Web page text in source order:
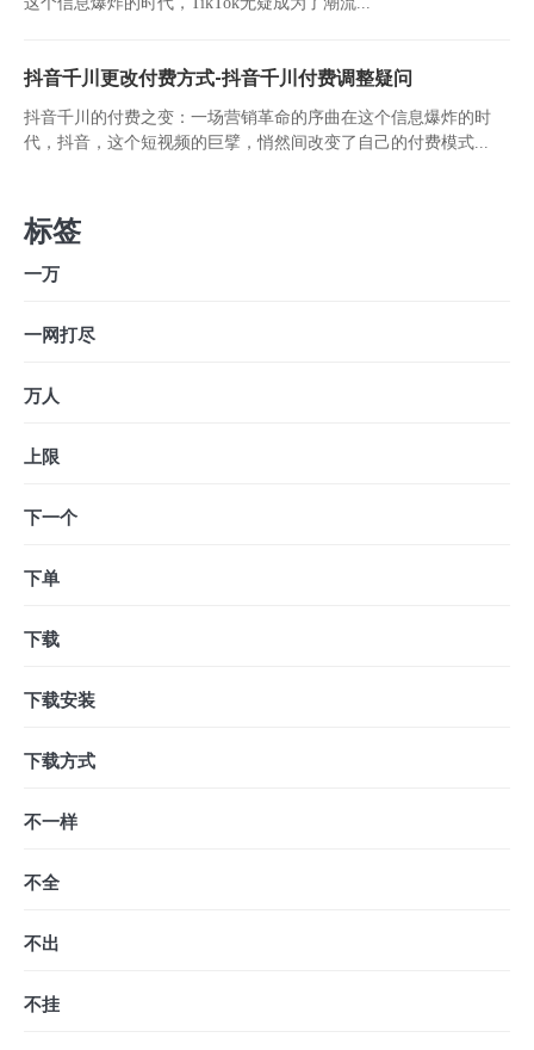
抖音千川更改付费方式-抖音千川付费调整疑问
抖音千川的付费之变：一场营销革命的序曲在这个信息爆炸的时
代，抖音，这个短视频的巨擘，悄然间改变了自己的付费模式...
标签
一万
一网打尽
万人
上限
下一个
下单
下载
下载安装
下载方式
不一样
不全
不出
不挂